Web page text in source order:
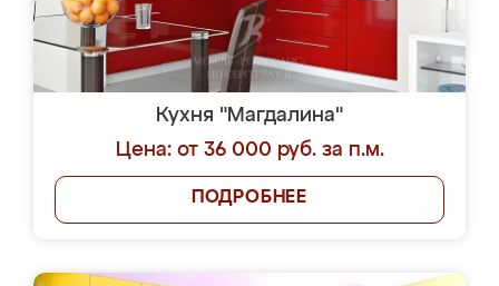
Кухня "Магдалина"
Цена: от 36 000 руб. за п.м.
ПОДРОБНЕЕ